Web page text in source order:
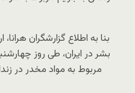
بنا به اطلاع گزارشگران
مربوط به مواد مخدر در